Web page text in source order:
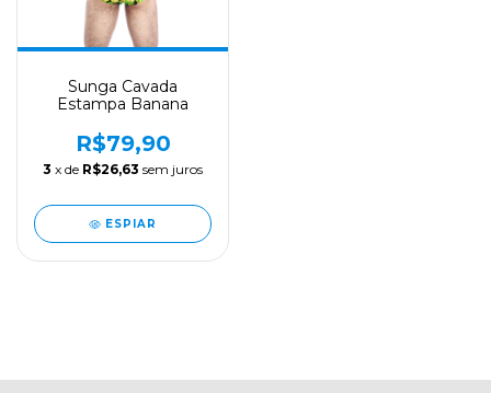
Sunga Cavada
Estampa Banana
R$79,90
3 x de R$26,63 sem juros
ESPIAR